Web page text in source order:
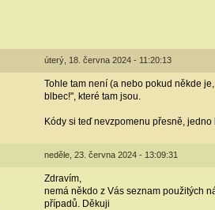
úterý, 18. června 2024 - 11:20:13
Tohle tam není (a nebo pokud někde
blbec!", které tam jsou.
Kódy si teď nevzpomenu přesně,
neděle, 23. června 2024 - 13:09:31
Zdravím,
nemá někdo z Vás seznam použitých
případů. Děkuji